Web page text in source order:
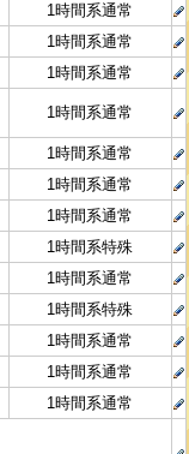
1時間系通常
1時間系通常
1時間系通常
1時間系通常
1時間系通常
1時間系通常
1時間系通常
1時間系特殊
1時間系通常
1時間系特殊
1時間系通常
1時間系通常
1時間系通常